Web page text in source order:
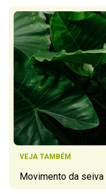
VEJA TAMBÉM
Movimento da